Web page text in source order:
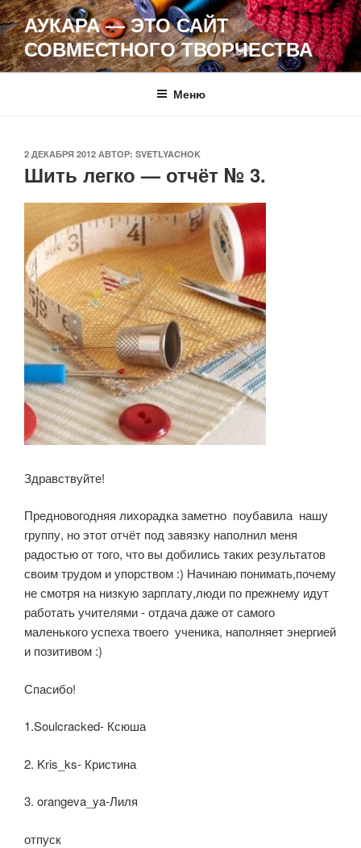
Перейти
к
содержимому
АУКАРА — ЭТО САЙТ
СОВМЕСТНОГО ТВОРЧЕСТВА
Меню
ОПУБЛИКОВАНО
2 ДЕКАБРЯ 2012 АВТОР: SVETLYACHOK
Шить легко — отчёт № 3.
Здравствуйте!
Предновогодняя лихорадка заметно поубавила нашу
группу, но этот отчёт под завязку наполнил меня
радостью от того, что вы добились таких результатов
своим трудом и упорством :) Начинаю понимать,почему
не смотря на низкую зарплату,люди по прежнему идут
работать учителями - отдача даже от самого
маленького успеха твоего ученика, наполняет энергией
и позитивом :)
Спасибо!
1.Soulcracked- Ксюша
2. Kris_ks- Кристина
3. orangeva_ya-Лиля
отпуск